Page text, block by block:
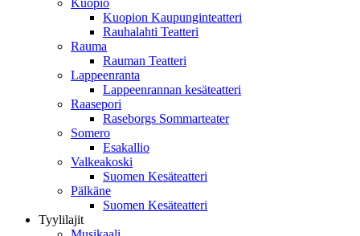
Kuopio
Kuopion Kaupunginteatteri
Rauhalahti Teatteri
Rauma
Rauman Teatteri
Lappeenranta
Lappeenrannan kesäteatteri
Raasepori
Raseborgs Sommarteater
Somero
Esakallio
Valkeakoski
Suomen Kesäteatteri
Pälkäne
Suomen Kesäteatteri
Tyylilajit